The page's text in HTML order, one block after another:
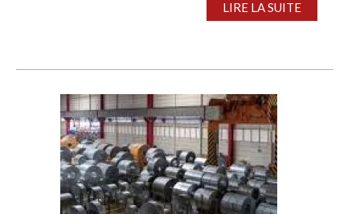
LIRE LA SUITE